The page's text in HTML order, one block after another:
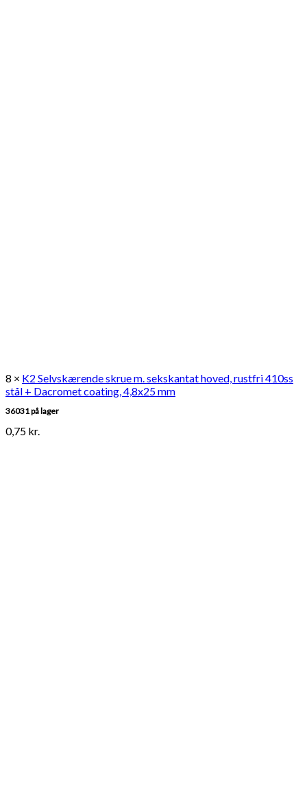
8 × K2 Selvskærende skrue m. sekskantat hoved, rustfri 410ss
stål + Dacromet coating, 4,8x25 mm
36031 på lager
0,75 kr.